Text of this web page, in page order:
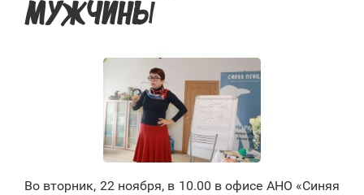
МУЖЧИНЫ»
Во вторник, 22 ноября, в 10.00 в офисе АНО «Синяя